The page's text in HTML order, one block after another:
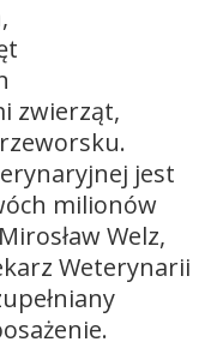
zwierząt,
jest
milionów
Welz,
Weterynarii